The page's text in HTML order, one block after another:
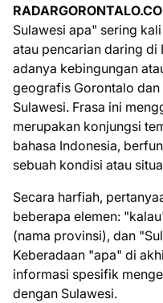
Sulawesi apa" sering
atau pencarian daring di
adanya kebingungan
geografis Gorontalo
Sulawesi. Frasa ini
merupakan konjungsi
bahasa Indonesia,
sebuah kondisi atau
Secara harfiah,
beberapa elemen:
(nama provinsi), dan
Keberadaan "apa" di
informasi spesifik
dengan Sulawesi.